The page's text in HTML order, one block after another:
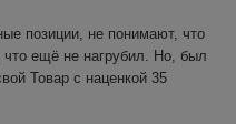
позиции, не понимают, что
ещё не нагрубил. Но, был
Товар с наценкой 35